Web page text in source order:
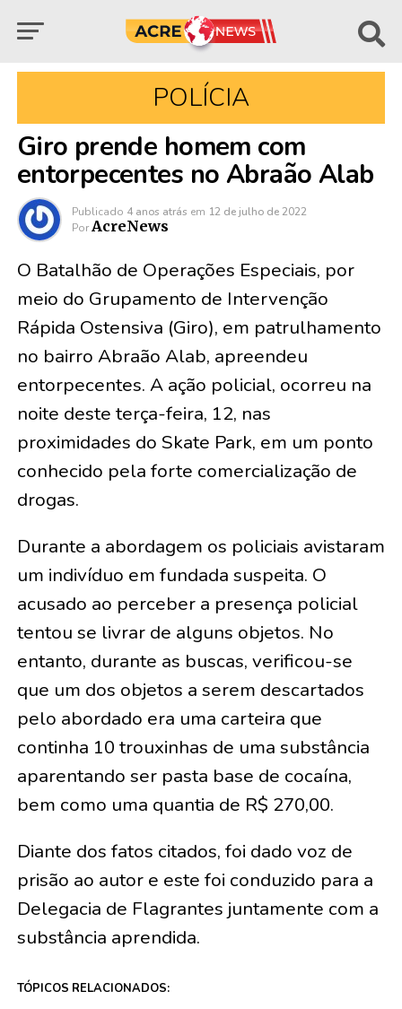
POLÍCIA
Giro prende homem com
entorpecentes no Abraão Alab
Publicado 4 anos atrás em 12 de julho de 2022
Por AcreNews
O Batalhão de Operações Especiais, por
meio do Grupamento de Intervenção
Rápida Ostensiva (Giro), em patrulhamento
no bairro Abraão Alab, apreendeu
entorpecentes. A ação policial, ocorreu na
noite deste terça-feira, 12, nas
proximidades do Skate Park, em um ponto
conhecido pela forte comercialização de
drogas.
Durante a abordagem os policiais avistaram
um indivíduo em fundada suspeita. O
acusado ao perceber a presença policial
tentou se livrar de alguns objetos. No
entanto, durante as buscas, verificou-se
que um dos objetos a serem descartados
pelo abordado era uma carteira que
continha 10 trouxinhas de uma substância
aparentando ser pasta base de cocaína,
bem como uma quantia de R$ 270,00.
Diante dos fatos citados, foi dado voz de
prisão ao autor e este foi conduzido para a
Delegacia de Flagrantes juntamente com a
substância aprendida.
TÓPICOS RELACIONADOS: